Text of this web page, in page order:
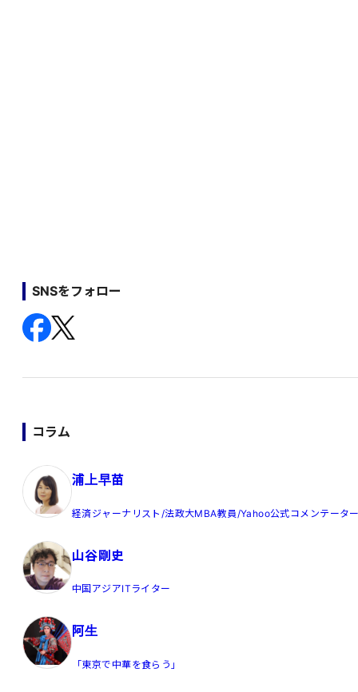
SNSをフォロー
コラム
浦上早苗
経済ジャーナリスト/法政大MBA教員/Yahoo公式コメンテータ
山谷剛史
中国アジアITライター
阿生
「東京で中華を食らう」